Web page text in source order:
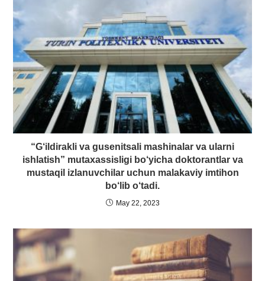
“G‘ildirakli va gusenitsali mashinalar va ularni
ishlatish” mutaxassisligi bo‘yicha doktorantlar va
mustaqil izlanuvchilar uchun malakaviy imtihon
bo‘lib o‘tadi.
May 22, 2023